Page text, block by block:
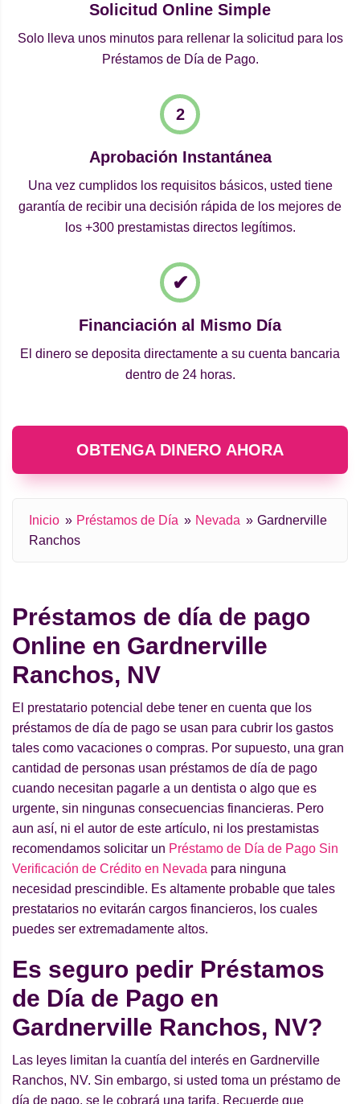
Solicitud Online Simple
Solo lleva unos minutos para rellenar la solicitud para los
Préstamos de Día de Pago.
Aprobación Instantánea
Una vez cumplidos los requisitos básicos, usted tiene
garantía de recibir una decisión rápida de los mejores de
los +300 prestamistas directos legítimos.
Financiación al Mismo Día
El dinero se deposita directamente a su cuenta bancaria
dentro de 24 horas.
OBTENGA DINERO AHORA
Inicio Préstamos de Día Nevada
Gardnerville
Ranchos
Préstamos de día de pago
Online en Gardnerville
Ranchos, NV
El prestatario potencial debe tener en cuenta que los
préstamos de día de pago se usan para cubrir los gastos
tales como vacaciones o compras. Por supuesto, una gran
cantidad de personas usan préstamos de día de pago
cuando necesitan pagarle a un dentista o algo que es
urgente, sin ningunas consecuencias financieras. Pero
aun así, ni el autor de este artículo, ni los prestamistas
recomendamos solicitar un Préstamo de Día de Pago Sin
Verificación de Crédito en Nevada para ninguna
necesidad prescindible. Es altamente probable que tales
prestatarios no evitarán cargos financieros, los cuales
puedes ser extremadamente altos.
Es seguro pedir Préstamos
de Día de Pago en
Gardnerville Ranchos, NV?
Las leyes limitan la cuantía del interés en Gardnerville
Ranchos, NV. Sin embargo, si usted toma un préstamo de
día de pago, se le cobrará una tarifa. Recuerde que